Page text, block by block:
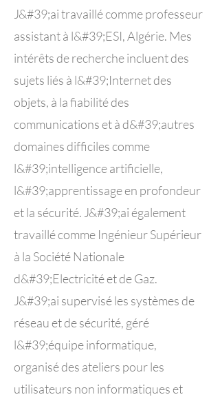
J&#39;ai travaillé comme professeur
assistant à l&#39;ESI, Algérie. Mes
intérêts de recherche incluent des
sujets liés à l&#39;Internet des
objets, à la fiabilité des
communications et à d&#39;autres
domaines difficiles comme
l&#39;intelligence artificielle,
l&#39;apprentissage en profondeur
et la sécurité. J&#39;ai également
travaillé comme Ingénieur Supérieur
à la Société Nationale
d&#39;Electricité et de Gaz.
J&#39;ai supervisé les systèmes de
réseau et de sécurité, géré
l&#39;équipe informatique,
organisé des ateliers pour les
utilisateurs non informatiques et